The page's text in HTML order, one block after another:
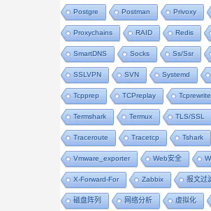
Postgre Postman Privoxy
Proxychains RAID Redis
SmartDNS Socks Ss/ssr
SSLVPN SVN Systemd
Tcpprep TCPreplay Tcprewrite
Termshark Termux TLS/SSL
Traceroute Tracetcp Tshark
Vmware_exporter Web安全
X-Forward-For Zabbix 报文过
磁盘阵列 网络分析 虚拟化